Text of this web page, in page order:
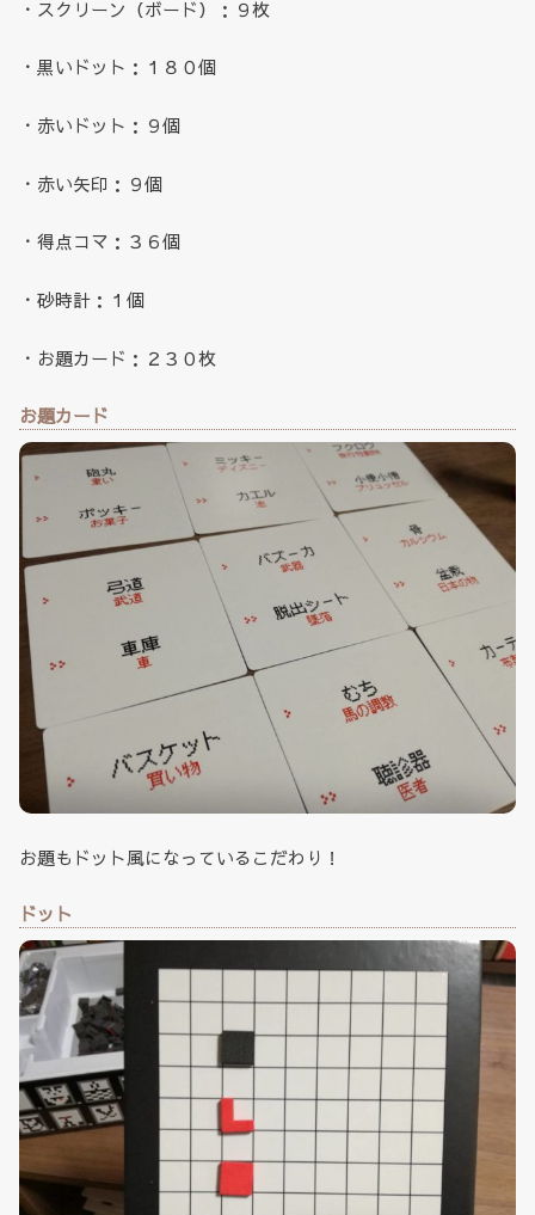
・スクリーン（ボード）：９枚
・黒いドット：１８０個
・赤いドット：９個
・赤い矢印：９個
・得点コマ：３６個
・砂時計：１個
・お題カード：２３０枚
お題カード
お題もドット風になっているこだわり！
ドット